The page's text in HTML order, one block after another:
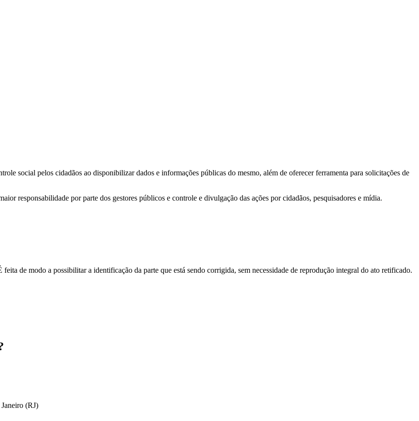
social pelos cidadãos ao disponibilizar dados e informações públicas do mesmo, além de oferecer ferramenta para solicitações de
responsabilidade por parte dos gestores públicos e controle e divulgação das ações por cidadãos, pesquisadores e mídia.
de modo a possibilitar a identificação da parte que está sendo corrigida, sem necessidade de reprodução integral do ato retificado.
(RJ)